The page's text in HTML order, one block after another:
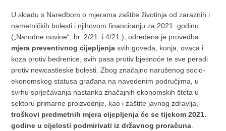
U skladu s Naredbom o mjerama zaštite životinja od zaraznih i
nametničkih bolesti i njihovom financiranju za 2021. godinu
(„Narodne novine“, br. 2/21. i 4/21.), određena je provedba
mjera preventivnog cijepljenja svih goveda, konja, ovaca i
koza protiv bedrenice, svih pasa protiv bjesnoće te sve peradi
protiv newcastleske bolesti. Zbog značajno narušenog socio-
ekonomskog statusa građana na navedenim područjima, u
svrhu sprječavanja nastanka značajnih ekonomskih šteta u
sektoru primarne proizvodnje, kao i zaštite javnog zdravlja,
troškovi predmetnih mjera cijepljenja će se tijekom 2021.
godine u cijelosti podmirivati iz državnog proračuna